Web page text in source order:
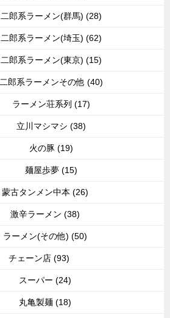
二郎系ラーメン(群馬) (28)
二郎系ラーメン(埼玉) (62)
二郎系ラーメン(東京) (15)
二郎系ラーメンその他 (40)
ラーメン荘系列 (17)
立川マシマシ (38)
火の豚 (19)
麺屋歩夢 (15)
蒙古タンメン中本 (26)
激辛ラーメン (38)
ラーメン(その他) (50)
チェーン店 (93)
スーパー (24)
丸亀製麺 (18)